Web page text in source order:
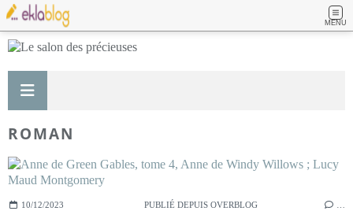
MENU
ROMAN
10/12/2023 PUBLIÉ DEPUIS OVERBLOG